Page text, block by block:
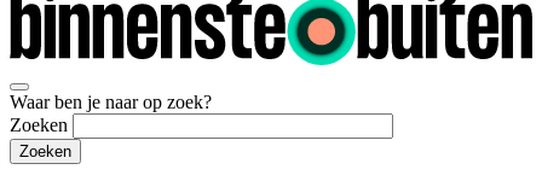
Waar ben je naar op zoek?
Zoeken